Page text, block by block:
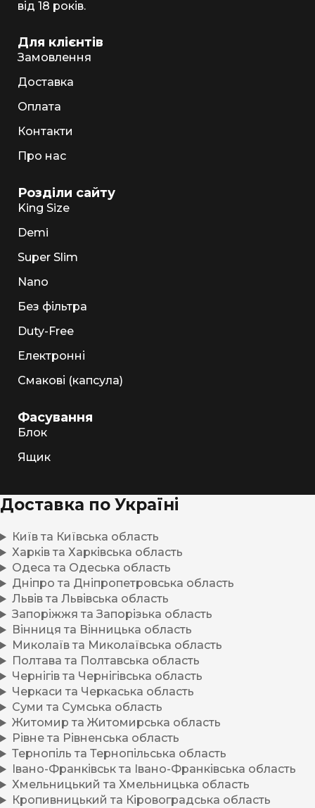
від 18 років.
Для клієнтів
Замовлення
Доставка
Оплата
Контакти
Про нас
Розділи сайту
King Size
Demi
Super Slim
Nano
Без фільтра
Duty-Free
Електронні
Смакові (капсула)
Фасування
Блок
Ящик
Доставка по Україні
Київ та Київська область
Харків та Харківська область
Одеса та Одеська область
Дніпро та Дніпропетровська область
Львів та Львівська область
Запоріжжя та Запорізька область
Вінниця та Вінницька область
Миколаїв та Миколаївська область
Полтава та Полтавська область
Чернігів та Чернігівська область
Черкаси та Черкаська область
Суми та Сумська область
Житомир та Житомирська область
Рівне та Рівненська область
Тернопіль та Тернопільська область
Івано-Франківськ та Івано-Франківська область
Хмельницький та Хмельницька область
Кропивницький та Кіровоградська область